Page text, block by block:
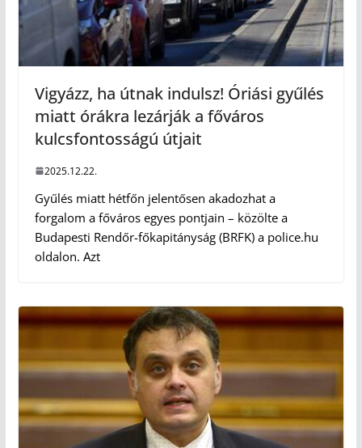
Vigyázz, ha útnak indulsz! Óriási gyűlés
miatt órákra lezárják a főváros
kulcsfontosságú útjait
2025.12.22.
Gyűlés miatt hétfőn jelentősen akadozhat a
forgalom a főváros egyes pontjain – közölte a
Budapesti Rendőr-főkapitányság (BRFK) a police.hu
oldalon. Azt